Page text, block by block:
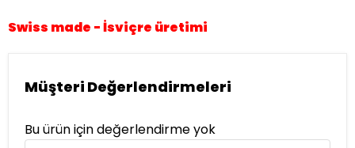
Swiss made - İsviçre üretimi
Müşteri Değerlendirmeleri
Bu ürün için değerlendirme yok